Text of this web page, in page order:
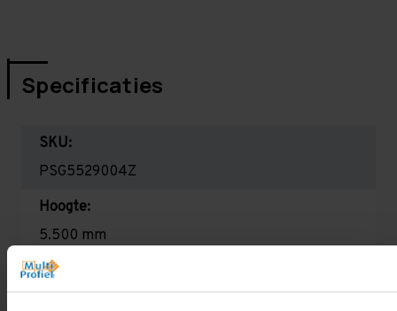
Specificaties
SKU:
PSG5529004Z
Hoogte:
5.500 mm
Diepte: